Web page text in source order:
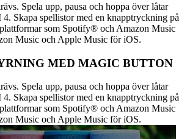
Spela upp, pausa och hoppa över låtar
Skapa spellistor med en knapptryckning på
som Spotify® och Amazon Music
Music och Apple Music för iOS.
MED MAGIC BUTTON
Spela upp, pausa och hoppa över låtar
Skapa spellistor med en knapptryckning på
som Spotify® och Amazon Music
Music och Apple Music för iOS.